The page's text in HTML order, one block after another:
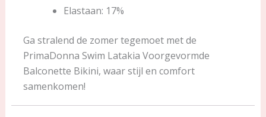
Elastaan: 17%
Ga stralend de zomer tegemoet met de
PrimaDonna Swim Latakia Voorgevormde
Balconette Bikini, waar stijl en comfort
samenkomen!